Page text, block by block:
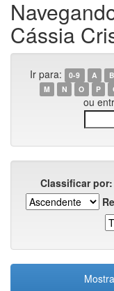
Cássia
Ir para: 0-9 A B
M
N O P
ou
Classificar por: